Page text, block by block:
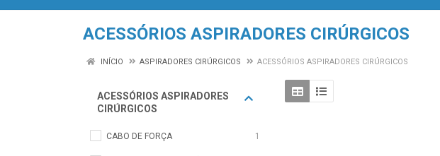
ACESSÓRIOS ASPIRADORES CIRÚRGICOS
INÍCIO ASPIRADORES CIRÚRGICOS ACESSÓRIOS ASPIRADORES CIRÚRGICOS
ACESSÓRIOS ASPIRADORES
CIRÚRGICOS
CABO DE FORÇA 1